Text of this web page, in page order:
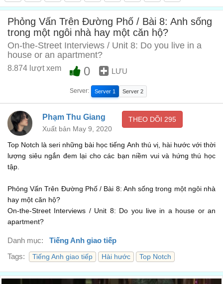
Thế cô có phòng khách lớn không?
I would say medium-sized.
Tôi thấy nó cũng vừa vừa.
Anh có những thứ đồ nội thất gì ở phòng khách nhà mình?
We have a sofa and a lounge chair and a coffee table and a
television set.
Nhà tôi có ghế sofa, ghế salon, bàn nước và ti vi.
00:20
Does your apartment have a lot of windows?
Actually, in every room there is a window.
Thật ra là mỗi phòng đều có một cửa sổ ạ.
00:29
Does your apartment have a balcony?
Căn hộ của bạn có ban công không?
No, my apartment does not have a balcony.
Không ạ, căn hộ của tôi không có ban công.
00:33
Phỏng Vấn Trên Đường Phố / Bài 8: Anh sống
trong một ngôi nhà hay một căn hộ?
On-the-Street Interviews / Unit 8: Do you live in a
house or an apartment?
8.874 lượt xem 0 LƯU
Server: Server 1 Server 2
Phạm Thu Giang
Xuất bản May 9, 2020
THEO DÕI 295
Top Notch là seri những bài học tiếng Anh thú vị, hài hước với thời
lượng siêu ngắn đem lại cho các bạn niềm vui và hứng thú học
tập.
Phỏng Vấn Trên Đường Phố / Bài 8: Anh sống trong một ngôi nhà
hay một căn hộ?
On-the-Street Interviews / Unit 8: Do you live in a house or an
apartment?
Danh mục:
Tiếng Anh giao tiếp
Tags:
Tiếng Anh giao tiếp Hài hước Top Notch